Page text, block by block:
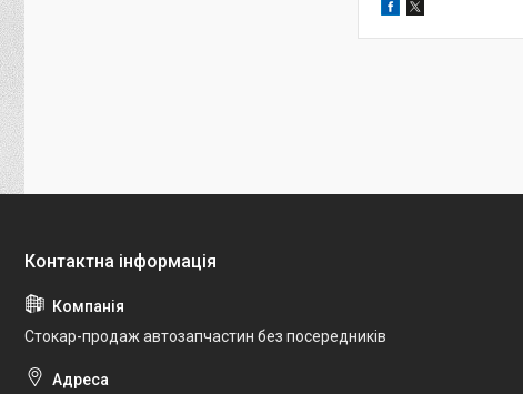
Стокар-продаж автозапчастин без посередників